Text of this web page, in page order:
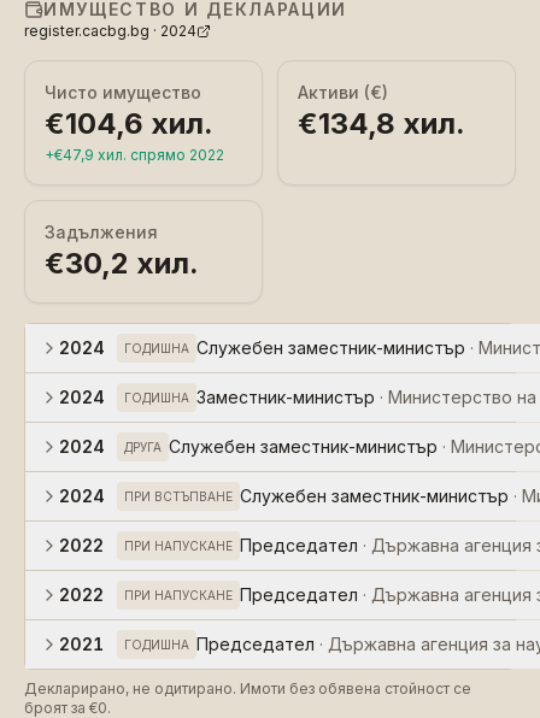
ИМУЩЕСТВО И ДЕКЛАРАЦИИ
register.cacbg.bg · 2024
Чисто имущество
€104,6 хил.
+€47,9 хил. спрямо 2022
Активи (€)
€134,8 хил.
Задължения
€30,2 хил.
2024 ГОДИШНА Служебен заместник-министър ·
2024 ГОДИШНА Заместник-министър · Министерство
2024 ДРУГА Служебен заместник-министър ·
2024 ПРИ ВСТЪПВАНЕ Служебен заместник-министър ·
2022 ПРИ НАПУСКАНЕ Председател · Държавна агенция
2022 ПРИ НАПУСКАНЕ Председател · Държавна агенция
2021 ГОДИШНА Председател · Държавна агенция за
Декларирано, не одитирано. Имоти без обявена стойност се
броят за €0.